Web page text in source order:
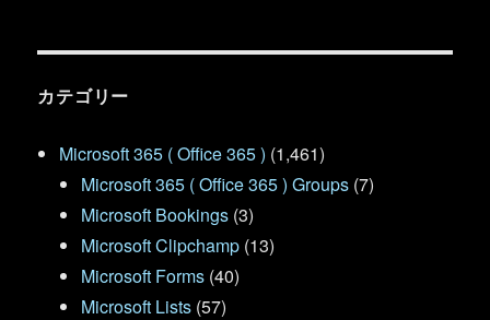
カテゴリー
Microsoft 365 ( Office 365 ) (1,461)
Microsoft 365 ( Office 365 ) Groups (7)
Microsoft Bookings (3)
Microsoft Clipchamp (13)
Microsoft Forms (40)
Microsoft Lists (57)